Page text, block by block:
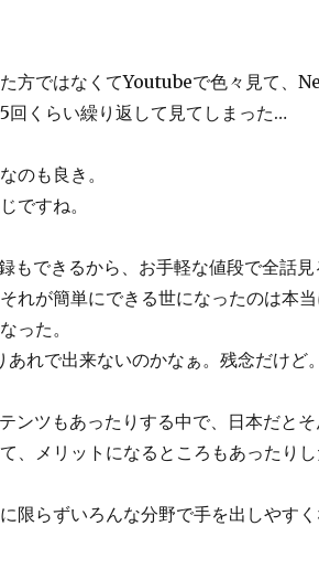
方ではなくてYoutubeで色々見て
回くらい繰り返して見てしまった…
のも良き。
ですね。
できるから、お手軽な値段で全話
が簡単にできる世になったのは本当
った。
れで出来ないのかなぁ。残念だけど。
ンツもあったりする中で、日本だと
、メリットになるところもあったりし
限らずいろんな分野で手を出しやす